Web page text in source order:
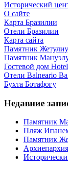
Исторический
О сайте
Карта Бразилии
Отели Бразилии
Карта сайта
Памятник
Памятник
Гостевой дом
Отели Balneario
Бухта Ботафогу
Недавние
Памятник
Пляж
Памятник